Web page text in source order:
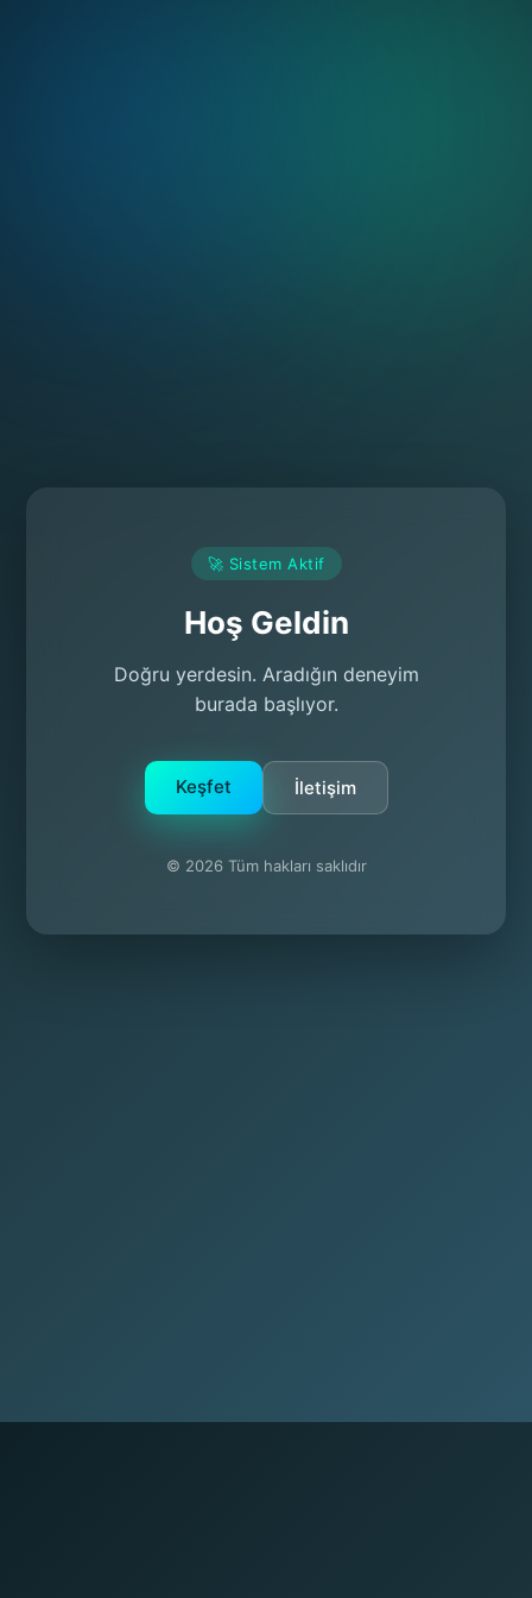
🚀 Sistem Aktif
Hoş Geldin
Doğru yerdesin. Aradığın deneyim
burada başlıyor.
Keşfet İletişim
© 2026 Tüm hakları saklıdır